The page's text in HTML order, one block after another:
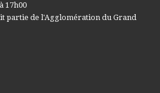
17h00
partie de l'Agglomération du Grand